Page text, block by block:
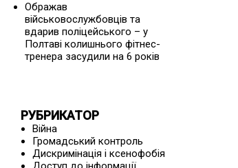
Ображав
військовослужбовців та
вдарив поліцейського – у
Полтаві колишнього фітнес-
тренера засудили на 6 років
РУБРИКАТОР
Війна
Громадський контроль
Дискримінація і ксенофобія